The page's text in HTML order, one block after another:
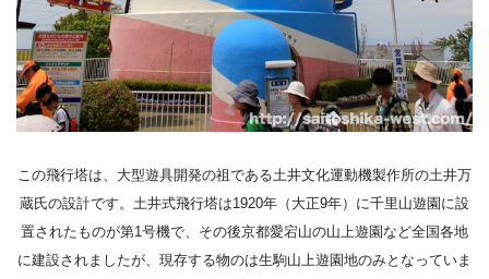
この飛行塔は、大型遊具開発の祖である土井文化運動機製作所の土井万
蔵氏の設計です。土井式飛行塔は1920年（大正9年）に千里山遊園に設
置されたものが第1号機で、その後京都愛宕山の山上遊園など全国各地
に建設されましたが、現存する物のは生駒山上遊園地のみとなっていま